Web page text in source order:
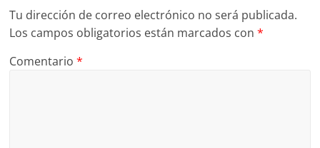
Tu dirección de correo electrónico no será publicada.
Los campos obligatorios están marcados con*
Comentario*